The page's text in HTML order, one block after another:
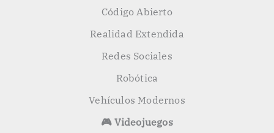
Código Abierto
Realidad Extendida
Redes Sociales
Robótica
Vehículos Modernos
🎮 Videojuegos